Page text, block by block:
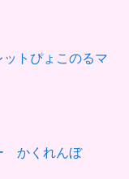
ットぴょこのるマ
かくれんぼ